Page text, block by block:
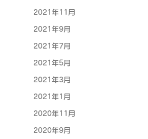
2021年11月
2021年9月
2021年7月
2021年5月
2021年3月
2021年1月
2020年11月
2020年9月